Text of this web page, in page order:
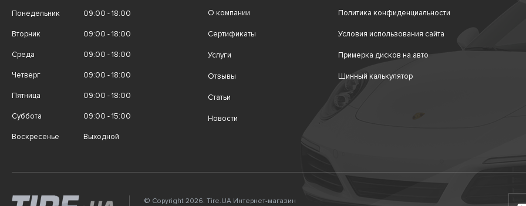
Понедельник 09:00 - 18:00
Вторник 09:00 - 18:00
Среда 09:00 - 18:00
Четверг 09:00 - 18:00
Пятница 09:00 - 18:00
Суббота 09:00 - 15:00
Воскресенье Выходной
О компании
Сертификаты
Услуги
Отзывы
Статьи
Новости
Политика конфиденциальности
Условия использования сайта
Примерка дисков на авто
Шинный калькулятор
© Copyright 2026. Tire.UA Интернет-магазин